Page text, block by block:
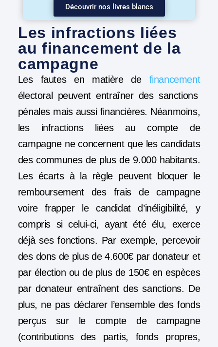
Découvrir nos livres blancs
Les infractions liées
au financement de la
campagne
Les fautes en matière de financement
électoral peuvent entraîner des sanctions
pénales mais aussi financières. Néanmoins,
les infractions liées au compte de
campagne ne concernent que les candidats
des communes de plus de 9.000 habitants.
Les écarts à la règle peuvent
bloquer le
remboursementdes frais de campagne
voire frapper le candidatd’inéligibilité, y
compris si celui-ci, ayant été élu, exerce
déjà ses fonctions. Par exemple, percevoir
des dons de plus de 4.600€ par donateur et
par élection ou de plus de 150€ en espèces
par donateur entraînent des sanctions. De
plus, ne pas déclarer l’ensemble des fonds
perçus sur le compte de campagne
(contributions des partis, fonds propres,